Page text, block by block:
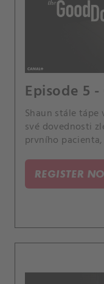
Episode 5
Shaun stále
své dovednosti
prvního
REGISTER